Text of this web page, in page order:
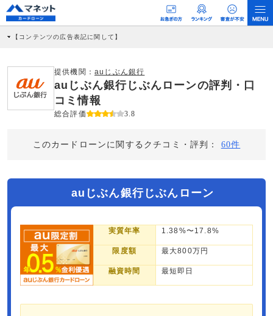
【コンテンツの広告表記に関して】
社に対して企業から紹介報酬が支払われるという収益モデルです。 ただし、特定の
商品を根拠なくPRするものではなく、当編集部の調査／ユーザーへの口コミ収集な
どに基づき、公平性を担保した情報提供を行っています。
>提携企業一覧
提供機関： auじぶん銀行
auじぶん銀行じぶんローンの評判・口
コミ情報
総合評価 3.8
このカードローンに関するクチコミ・評判： 60件
auじぶん銀行じぶんローン
実質年率 1.38%〜17.8%
限度額 最大800万円
融資時間 最短即日